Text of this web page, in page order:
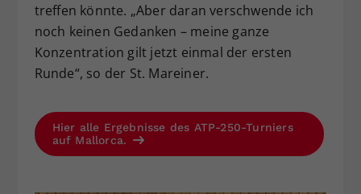
treffen könnte. „Aber daran verschwende ich
noch keinen Gedanken – meine ganze
Konzentration gilt jetzt einmal der ersten
Runde“, so der St. Mareiner.
Hier alle Ergebnisse des ATP-250-Turniers
auf Mallorca.